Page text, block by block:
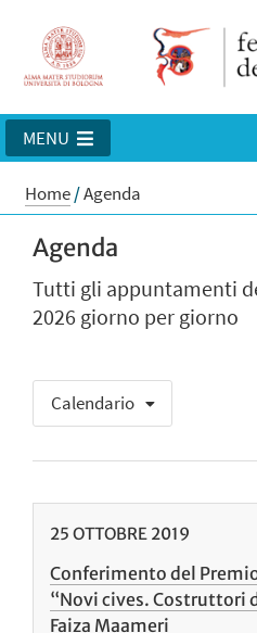
MENU
Home/Agenda
Agenda
Tutti gli appuntamenti
2026 giorno per giorno
Calendario
25 OTTOBRE 2019
Conferimento del
“Novi cives. Costruttori
Faiza Maameri